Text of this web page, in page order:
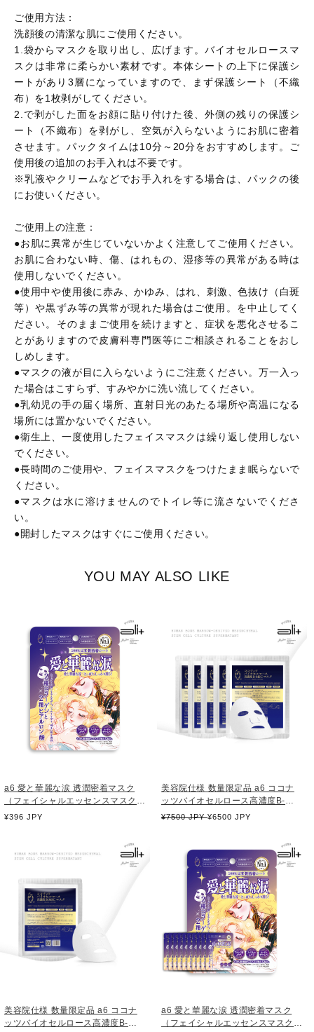
ご使用方法：
洗顔後の清潔な肌にご使用ください。
1.袋からマスクを取り出し、広げます。バイオセルロースマ
スクは非常に柔らかい素材です。本体シートの上下に保護シ
ートがあり3層になっていますので、まず保護シート（不織
布）を1枚剥がしてください。
2.で剥がした面をお顔に貼り付けた後、外側の残りの保護シ
ート（不織布）を剥がし、空気が入らないようにお肌に密着
させます。パックタイムは10分～20分をおすすめします。ご
使用後の追加のお手入れは不要です。
※乳液やクリームなどでお手入れをする場合は、パックの後
にお使いください。
ご使用上の注意：
●お肌に異常が生じていないかよく注意してご使用ください。
お肌に合わない時、傷、はれもの、湿疹等の異常がある時は
使用しないでください。
●使用中や使用後に赤み、かゆみ、はれ、刺激、色抜け（白斑
等）や黒ずみ等の異常が現れた場合はご使用。を中止してく
ださい。そのままご使用を続けますと、症状を悪化させるこ
とがありますので皮膚科専門医等にご相談されることをおし
しめします。
●マスクの液が目に入らないようにご注意ください。万一入っ
た場合はこすらず、すみやかに洗い流してください。
●乳幼児の手の届く場所、直射日光のあたる場所や高温になる
場所には置かないでください。
●衛生上、一度使用したフェイスマスクは繰り返し使用しない
でください。
●長時間のご使用や、フェイスマスクをつけたまま眠らないで
ください。
●マスクは水に溶けませんのでトイレ等に流さないでくださ
い。
●開封したマスクはすぐにご使用ください。
YOU MAY ALSO LIKE
a6 愛と華麗な涙 透潤密着マスク
（フェイシャルエッセンスマスク）
美容液1本分（25ml）JANコード：
通
¥396 JPY
美容院仕様 数量限定品 a6 ココナ
ッツバイオセルロース高濃度B-
MSCマスク 内容量 25ml /枚（ 5枚
通
¥7500 JPY¥6500 JPY
美容院仕様 数量限定品 a6 ココナ
ッツバイオセルロース高濃度B-
a6 愛と華麗な涙 透潤密着マスク
（フェイシャルエッセンスマスク）